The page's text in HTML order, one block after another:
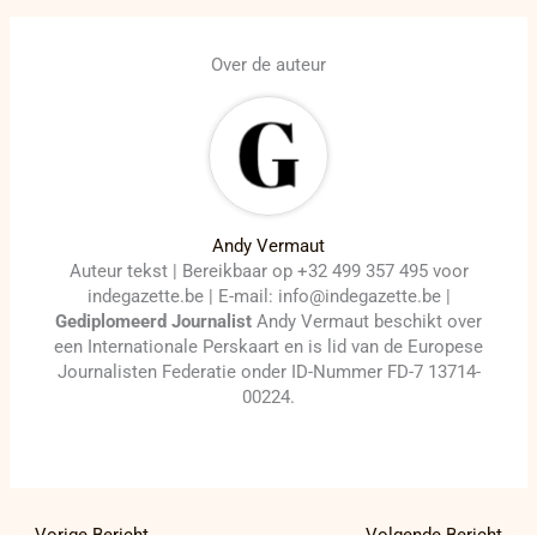
Over de auteur
Andy Vermaut
Auteur tekst | Bereikbaar op +32 499 357 495 voor
indegazette.be | E-mail: info@indegazette.be |
Gediplomeerd Journalist Andy Vermaut beschikt over
een Internationale Perskaart en is lid van de Europese
Journalisten Federatie onder ID-Nummer FD-7 13714-
00224.